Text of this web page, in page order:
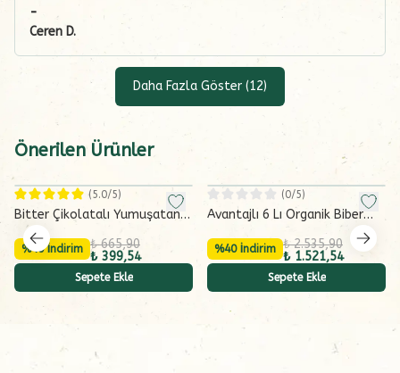
-
Ceren D.
Daha Fazla Göster (12)
Önerilen Ürünler
(5.0/5)
Bitter Çikolatalı Yumuşatan
Marmelat (200 g)
%40 İndirim ₺ 665,90
₺ 399,54
Sepete Ekle
(0/5)
Avantajlı 6 Lı Organik Biber
%40 İndirim ₺ 2.535,90
₺ 1.521,54
Sepete Ekle